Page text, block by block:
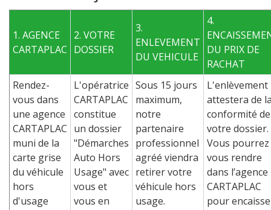
1. AGENCE
CARTAPLAC
2. VOTRE
DOSSIER
3.
ENLEVEMENT
DU VEHICULE
4.
DU PRIX DE
RACHAT
Rendez-
vous dans
une agence
CARTAPLAC
muni de la
carte grise
du véhicule
hors
d'usage
L'opératrice
CARTAPLAC
constitue
un dossier
"Démarches
Auto Hors
Usage" avec
vous et
vous en
Sous 15 jours
maximum,
notre
partenaire
professionnel
agréé viendra
retirer votre
véhicule hors
usage.
L'enlèvement
attestera de
conformité de
votre dossier.
Vous pourrez
vous rendre
dans l’agence
CARTAPLAC
pour